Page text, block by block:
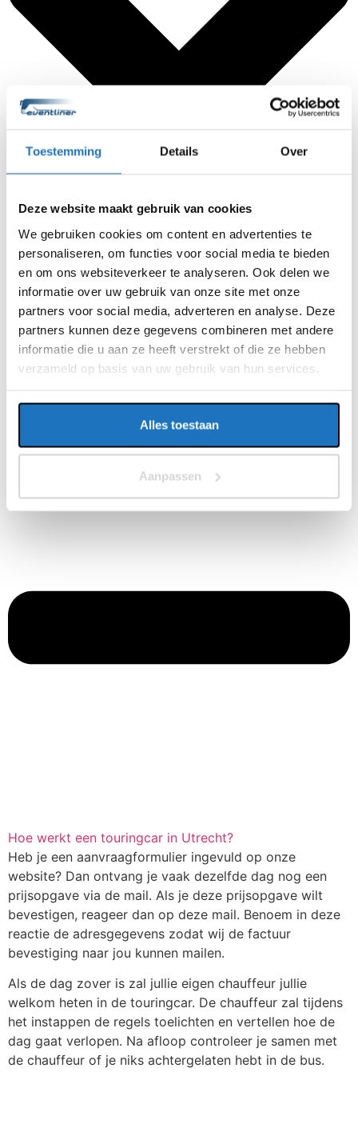
Toestemming Details Over
Deze website maakt gebruik van cookies
We gebruiken cookies om content en advertenties te
personaliseren, om functies voor social media te bieden
en om ons websiteverkeer te analyseren. Ook delen we
informatie over uw gebruik van onze site met onze
partners voor social media, adverteren en analyse. Deze
partners kunnen deze gegevens combineren met andere
informatie die u aan ze heeft verstrekt of die ze hebben
verzameld op basis van uw gebruik van hun services.
Alles toestaan
Aanpassen
Hoe werkt een touringcar in Utrecht?
Heb je een aanvraagformulier ingevuld op onze
website? Dan ontvang je vaak dezelfde dag nog een
prijsopgave via de mail. Als je deze prijsopgave wilt
bevestigen, reageer dan op deze mail. Benoem in deze
reactie de adresgegevens zodat wij de factuur
bevestiging naar jou kunnen mailen.
Als de dag zover is zal jullie eigen chauffeur jullie
welkom heten in de touringcar. De chauffeur zal tijdens
het instappen de regels toelichten en vertellen hoe de
dag gaat verlopen. Na afloop controleer je samen met
de chauffeur of je niks achtergelaten hebt in de bus.